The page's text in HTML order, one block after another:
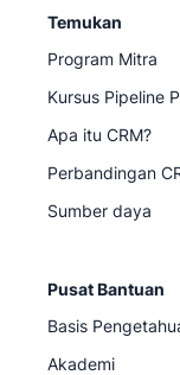
Temukan
Program Mitra
Kursus Pipeline
Apa itu CRM?
Perbandingan
Sumber daya
Pusat Bantuan
Basis
Akademi